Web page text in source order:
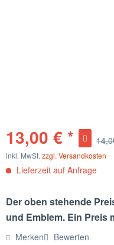
13,00 € *
inkl. MwSt. zzgl. Versandkosten
Lieferzeit auf Anfrage
Der oben stehende
und Emblem. Ein Preis
Merken Bewerten